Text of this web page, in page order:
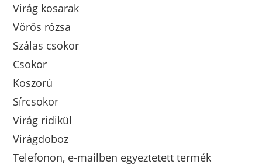
Virág kosarak
Vörös rózsa
Szálas csokor
Csokor
Koszorú
Sírcsokor
Virág ridikül
Virágdoboz
Telefonon, e-mailben egyeztetett termék